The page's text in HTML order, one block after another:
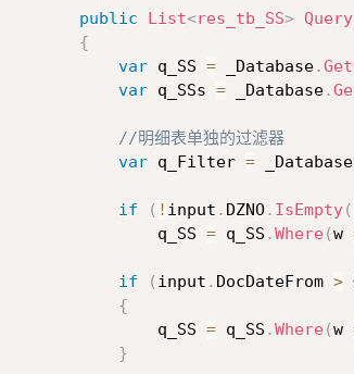
public List<res_tb_SS> Query
{
var q_SS = _Database.
var q_SSs = _Database.
//明细表单独的过滤器
var q_Filter = _Database
if ( ! input . DZNO. IsEmpty(
                q_SS
= q_SS .Where(w
if ( input . DocDateFrom >
{
                q_SS
= q_SS .Where(w
}